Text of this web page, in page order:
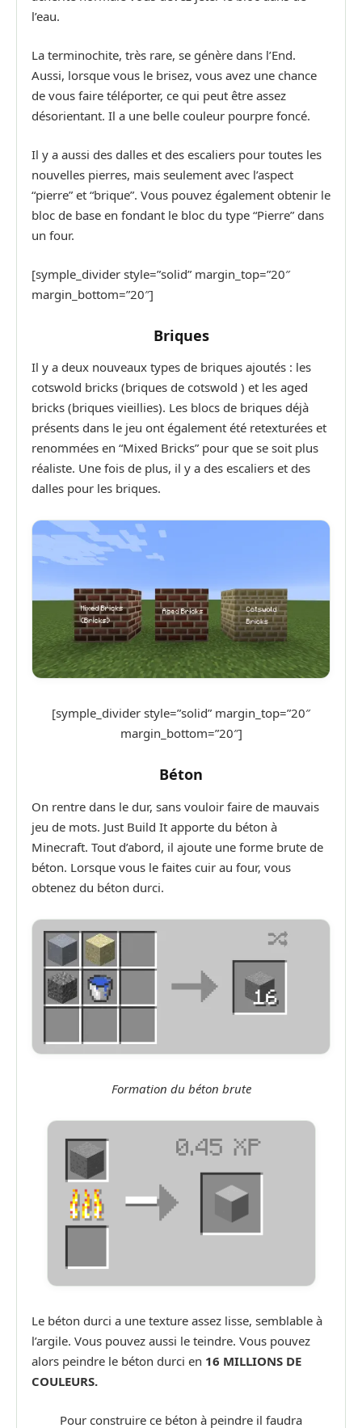
l’eau.
La terminochite, très rare, se génère dans l’End.
Aussi, lorsque vous le brisez, vous avez une chance
de vous faire téléporter, ce qui peut être assez
désorientant. Il a une belle couleur pourpre foncé.
Il y a aussi des dalles et des escaliers pour toutes les
nouvelles pierres, mais seulement avec l’aspect
“pierre” et “brique”. Vous pouvez également obtenir le
bloc de base en fondant le bloc du type “Pierre” dans
un four.
[symple_divider style=”solid” margin_top=”20″
margin_bottom=”20″]
Briques
Il y a deux nouveaux types de briques ajoutés : les
cotswold bricks (briques de cotswold ) et les aged
bricks (briques vieillies). Les blocs de briques déjà
présents dans le jeu ont également été retexturées et
renommées en “Mixed Bricks” pour que se soit plus
réaliste. Une fois de plus, il y a des escaliers et des
dalles pour les briques.
[symple_divider style=”solid” margin_top=”20″
margin_bottom=”20″]
Béton
On rentre dans le dur, sans vouloir faire de mauvais
jeu de mots. Just Build It apporte du béton à
Minecraft. Tout d’abord, il ajoute une forme brute de
béton. Lorsque vous le faites cuir au four, vous
obtenez du béton durci.
Formation du béton brute
Le béton durci a une texture assez lisse, semblable à
l’argile. Vous pouvez aussi le teindre. Vous pouvez
alors peindre le béton durci en 16 MILLIONS DE
COULEURS.
Pour construire ce béton à peindre il faudra